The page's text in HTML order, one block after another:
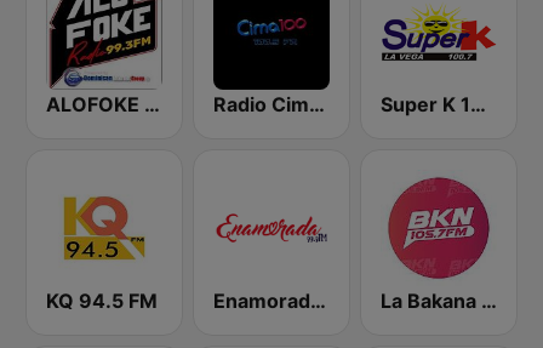
ALOFOKE 99.3 FM Radio Cima 100.5 FM Super K 100.7 FM
KQ 94.5 FM Enamorada 99.9 FM La Bakana FM